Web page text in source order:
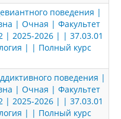
поведения |
| Очная | Факультет
| 2025-2026 | | 37.03.01
| | Полный курс
поведения |
| Очная | Факультет
| 2025-2026 | | 37.03.01
| | Полный курс